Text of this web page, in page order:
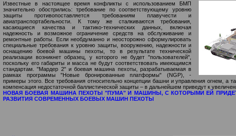
Известные в настоящее время конфликты с использованием БМП
значительно обострились: требование по соответствующему уровню
защиты противопоставляется требованиям плавучести и
авиатранспортабельности. К тому же сталкиваются требования,
касающиеся качества и тактико-технических данных, включая
надежность и возможное ограничение средств на обслуживание и
ремонтные работы. Если необдуманно и неосторожно сформулировать
специальные требования к уровню защиты, вооружению, надежности и
оснащению боевой машины пехоты, то в результате технической
реализации возникнет образец, у которого не будет "пользователей",
поскольку его габариты и масса не будут соответствовать имеющимся
стандартам. "Мардер 2" и боевая машина пехоты, разрабатываемая в
рамках программы "Новые бронированные платформы" (NGР), -
примеры этого. Все требования относительно концепции башни и управления огнем, а
компенсация недостаточной баллистической защиты – в дальнейшем приведут к
НОВАЯ БОЕВАЯ МАШИНА ПЕХОТЫ "ПУМА" И МАШИНЫ, С КОТОРЫМИ ЕЙ
РАЗВИТИЯ СОВРЕМЕННЫХ БОЕВЫХ МАШИН ПЕХОТЫ